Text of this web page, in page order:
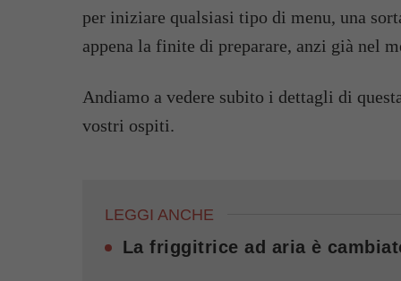
per iniziare qualsiasi tipo di menu, una
appena la finite di preparare, anzi già nel
Andiamo a vedere subito i dettagli di
vostri ospiti.
LEGGI ANCHE
La friggitrice ad aria è